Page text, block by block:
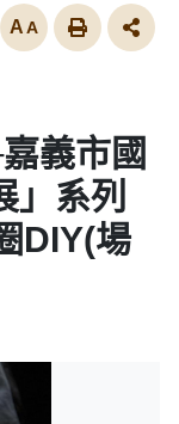
放大
義市國
」系列
DIY(場